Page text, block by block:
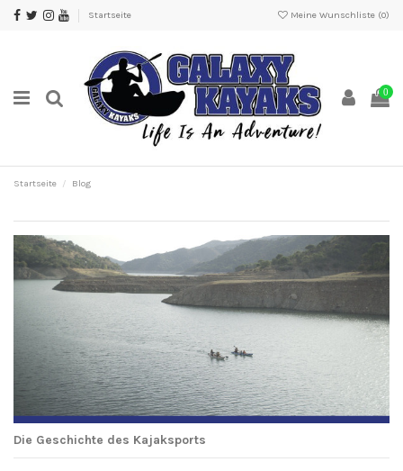
Startseite Meine Wunschliste (0)
0
Startseite Blog
Die Geschichte des Kajaksports